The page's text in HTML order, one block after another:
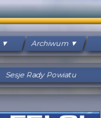
Archiwum
Sesje Rady Powiatu